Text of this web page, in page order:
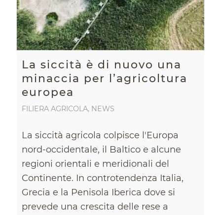
La siccità è di nuovo una
minaccia per l’agricoltura
europea
FILIERA AGRICOLA, NEWS
La siccità agricola colpisce l'Europa
nord-occidentale, il Baltico e alcune
regioni orientali e meridionali del
Continente. In controtendenza Italia,
Grecia e la Penisola Iberica dove si
prevede una crescita delle rese a